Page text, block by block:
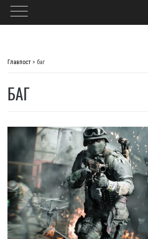
Главпост > баг
БАГ